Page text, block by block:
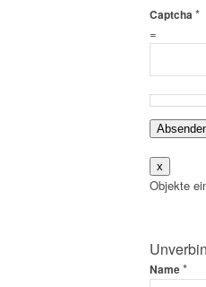
Captcha *
=
x
Objekte
Name*